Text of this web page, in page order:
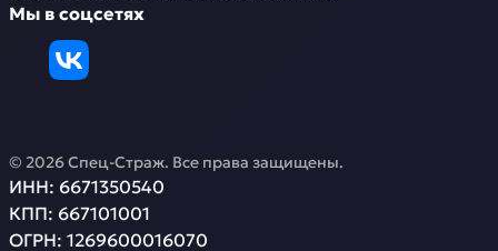
Мы в соцсетях
© 2026Спец-Страж. Все права защищены.
ИНН: 6671350540
КПП: 667101001
ОГРН: 1269600016070